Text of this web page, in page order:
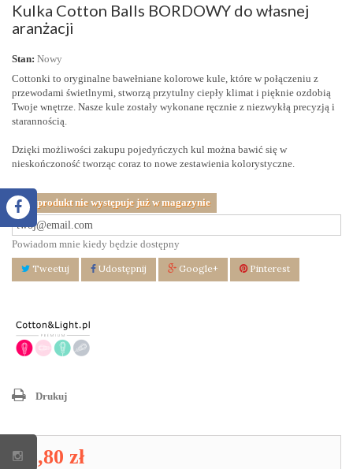
Kulka Cotton Balls BORDOWY do własnej
aranżacji
Stan: Nowy
Cottonki to oryginalne bawełniane kolorowe kule, które w połączeniu z
przewodami świetlnymi, stworzą przytulny ciepły klimat i pięknie ozdobią
Twoje wnętrze. Nasze kule zostały wykonane ręcznie z niezwykłą precyzją i
starannością.
Dzięki możliwości zakupu pojedyńczych kul można bawić się w
nieskończoność tworząc coraz to nowe zestawienia kolorystyczne.
Ten produkt nie występuje już w magazynie
Powiadom mnie kiedy będzie dostępny
Tweetuj Udostępnij Google+ Pinterest
Drukuj
3,80 zł